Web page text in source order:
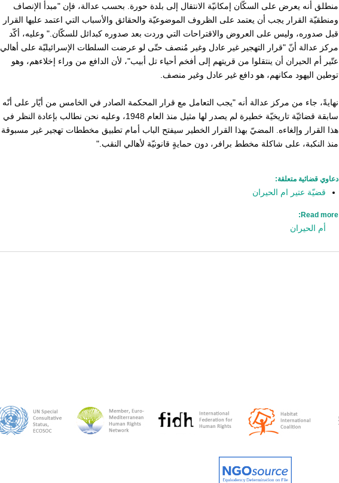
منطلق أنه يعرض على السكّان إمكانيّة الانتقال إلى بلدة حورة. بحسب عدالة، فإن "مبدأ الإنصاف
ومنطقيّة القرار يجب أن يعتمد على الظروف الموضوعيّة والحقائق والأسباب التي اعتمد عليها القرار
قبل صدوره، وليس على العروض والاقتراحات التي وردت بعد صدوره كبدائل للسكّان." وعليه، أكّد
مركز عدالة أنّ "قرار التهجير غير عادل وغير مُنصف حتّى لو عرضت السلطات الإسرائيليّة على أهالي
عتّير أم الحيران أن ينتقلوا من قريتهم إلى أفخم أحياء تل أبيب"، لأن الدافع من وراء إخلاءهم، وهو
توطين اليهود مكانهم، هو دافع غير عادل وغير منصف.
نهايةً، جاء من مركز عدالة أنه "يجب التعامل مع قرار المحكمة الصادر في الخامس من أيّار على أنّه
سابقة قضائيّة تاريخيّة خطيرة لم يصدر لها مثيل منذ العام 1948، وعليه نحن نطالب بإعادة النظر في
هذا القرار وإلغاءه. المضيّ بهذا القرار الخطير سيفتح الباب أمام تطبيق مخططات تهجير غير مسبوقة
منذ النكبة، على شاكلة مخطط برافر، دون حمايةٍ قانونيّة لأهالي النقب."
دعاوي قضائية متعلقة:
قضيّة عتير ام الحيران
Read more:
أم الحيران